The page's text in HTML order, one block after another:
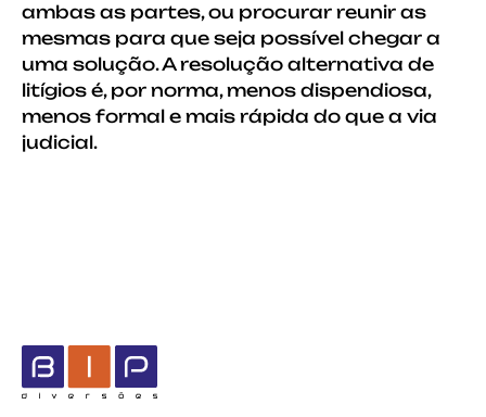
ambas as partes, ou procurar reunir as
mesmas para que seja possível chegar a
uma solução. A resolução alternativa de
litígios é, por norma, menos dispendiosa,
menos formal e mais rápida do que a via
judicial.